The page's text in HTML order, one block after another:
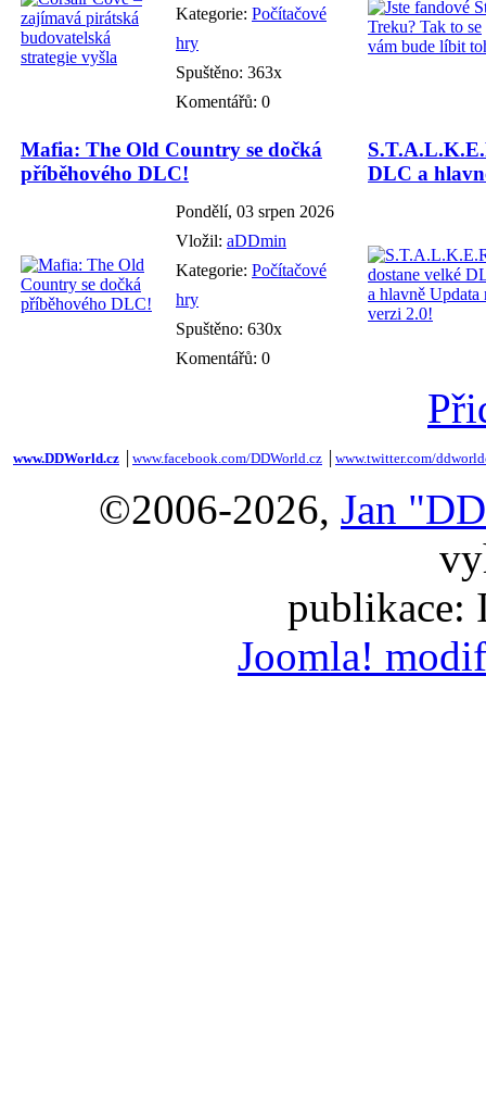
Kategorie: Počítačové
hry
Spuštěno: 363x
Komentářů: 0
Mafia: The Old Country se dočká
příběhového DLC!
Pondělí, 03 srpen 2026
Vložil: aDDmin
Kategorie: Počítačové
hry
Spuštěno: 630x
Komentářů: 0
DLC a
www.DDWorld.cz www.facebook.com/DDWorld.cz www.twitter.com/
©2006-2026, Jan
publikace:
Joomla!